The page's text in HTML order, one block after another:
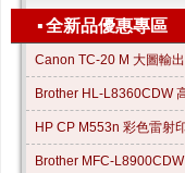
▪全新品優惠專區
Brother MFC-L8900CDW